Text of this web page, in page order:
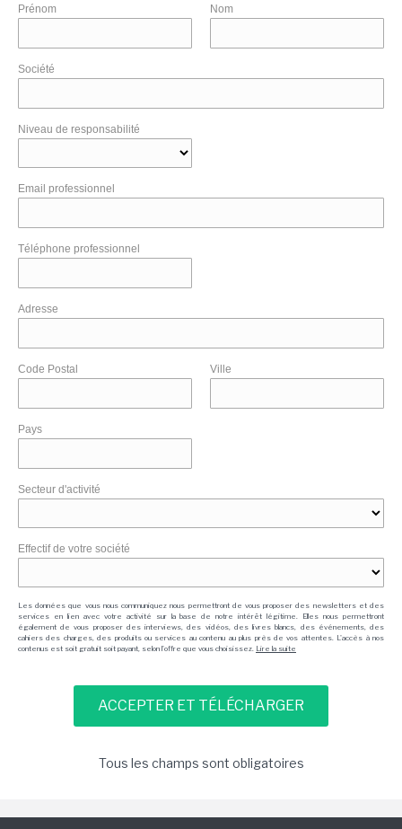
Prénom Nom
Société
Niveau de responsabilité
Email professionnel
Téléphone professionnel
Adresse
Code Postal Ville
Pays
Secteur d'activité
Effectif de votre société
Les données que vous nous communiquez nous permettront de vous proposer des newsletters et des
services en lien avec votre activité sur la base de notre intérêt légitime. Elles nous permettront
également de vous proposer des interviews, des vidéos, des livres blancs, des événements, des
cahiers des charges, des produits ou services au contenu au plus près de vos attentes. L'accès à nos
contenus est soit gratuit soit payant, selon l'offre que vous choisissez. Lire la suite
Tous les champs sont obligatoires